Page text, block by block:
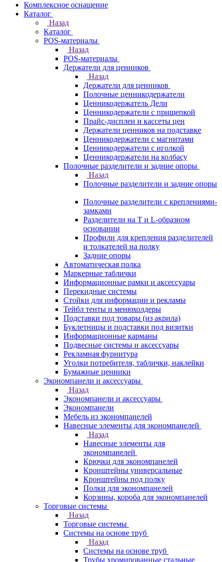
Комплексное оснащение
Каталог
Назад
Каталог
POS-материалы
Назад
POS-материалы
Держатели для ценников
Назад
Держатели для ценников
Полочные ценникодержатели
Ценникодержатель Дели
Ценникодержатели с прищепкой
Прайс-дисплеи и кассеты цен
Держатели ценников на подставке
Ценникодержатели с магнитами
Ценникодержатели с иголкой
Ценникодержатели на колбасу
Полочные разделители и задние опоры
Назад
Полочные разделители и задние опоры
Полочные разделители с креплениями-
замками
Разделители на Т и L-образном
основании
Профили для крепления разделителей
и толкателей на полку
Задние опоры
Автоматическая полка
Маркерные таблички
Информационные рамки и аксессуары
Перекидные системы
Стойки для информации и рекламы
Тейбл тенты и менюхолдеры
Подставки под товары (из акрила)
Буклетницы и подставки под визитки
Информационные карманы
Подвесные системы и аксессуары
Рекламная фурнитура
Уголки потребителя, таблички, наклейки
Бумажные ценники
Экономпанели и аксессуары
Назад
Экономпанели и аксессуары
Экономпанели
Мебель из экономпанелей
Навесные элементы для экономпанелей
Назад
Навесные элементы для
экономпанелей
Крючки для экономпанелей
Кронштейны универсальные
Кронштейны под полку
Полки для экономпанелей
Корзины, короба для экономпанелей
Торговые системы
Назад
Торговые системы
Системы на основе труб
Назад
Системы на основе труб
Трубы хромированные стальные